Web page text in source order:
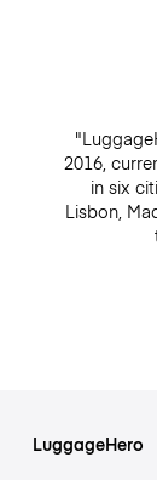
2016,
in six
Lisbon,
LuggageHero